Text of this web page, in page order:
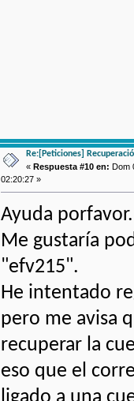
Re:[Peticiones]
« Respuesta #10 en: Dom
02:20:27 »
Ayuda porfavor.
Me gustaría
"efv215".
He intentado
pero me avisa
recuperar la
eso que el